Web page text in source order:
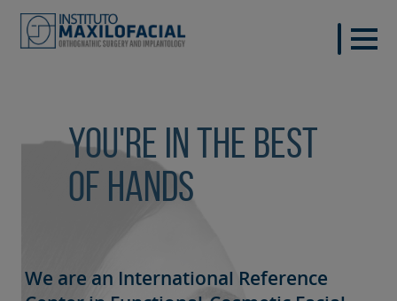
You're in the best
of hands
We are an International Reference